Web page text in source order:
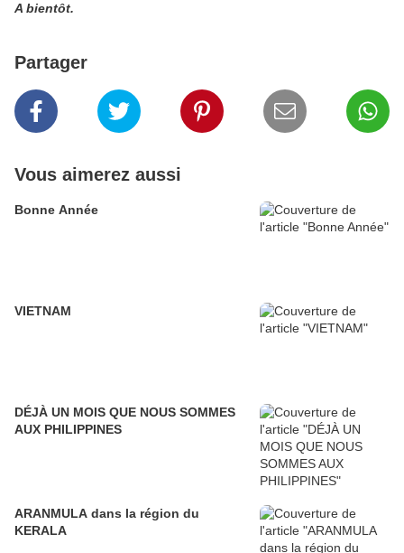
A bientôt.
Partager
Vous aimerez aussi
Bonne Année
VIETNAM
DÉJÀ UN MOIS QUE NOUS SOMMES
AUX PHILIPPINES
ARANMULA dans la région du
KERALA